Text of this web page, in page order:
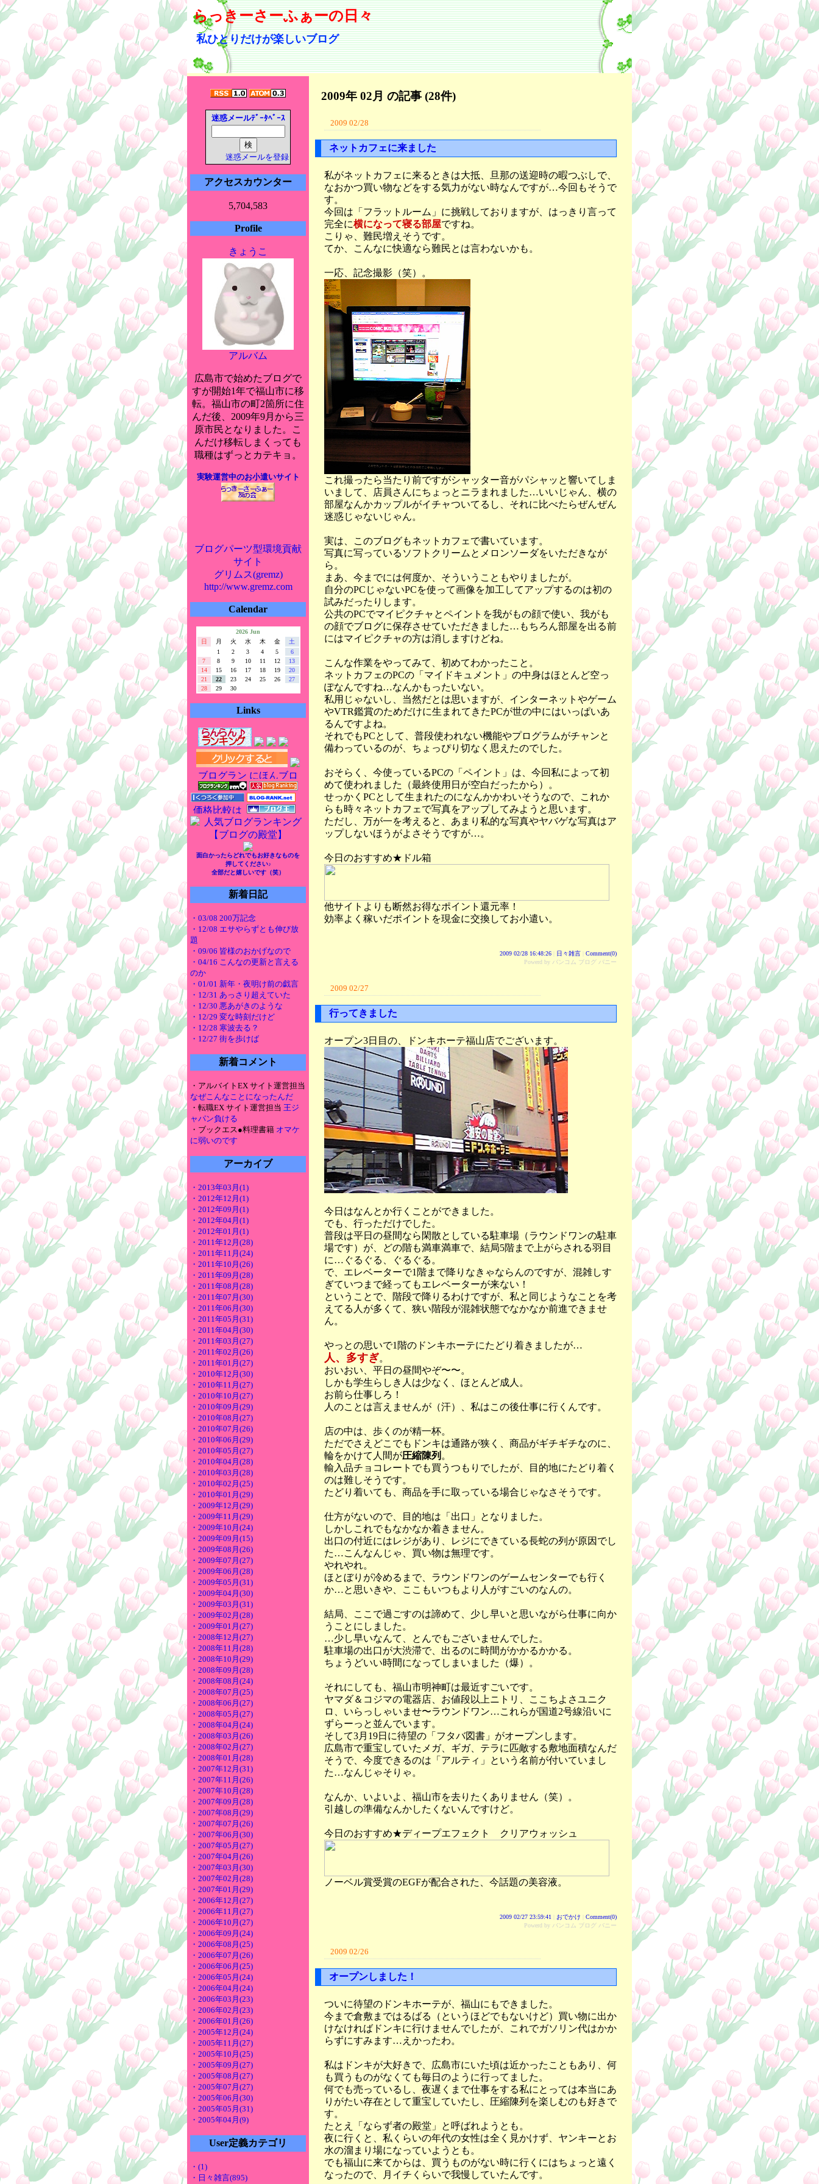
らっきーさーふぁーの日々
私ひとりだけが楽しいブログ
迷惑メールﾃﾞｰﾀﾍﾞｰｽ
迷惑メールを登録
アクセスカウンター
5,704,583
Profile
きょうこ
アルバム
広島市で始めたブログで
すが開始1年で福山市に移
転。福山市の町2箇所に住
んだ後、2009年9月から三
原市民となりました。こ
んだけ移転しまくっても
職種はずっとカテキョ。
実験運営中のお小遣いサイト
ブログパーツ型環境貢献
サイト
グリムス(gremz)
http://www.gremz.com
Calendar
2026 Jun
日
月 火 水 木 金
土
1
2 3 4 5
6
7
8 9 10 11 12
13
14
15 16 17 18 19
20
21
22 23 24 25 26
27
28
29 30
Links
面白かったらどれでもお好きなものを
押してください♪
全部だと嬉しいです（笑）
新着日記
・03/08 200万記念
・12/08 エサやらずとも伸び放
題
・09/06 皆様のおかげなので
・04/16 こんなの更新と言える
のか
・01/01 新年・夜明け前の戯言
・12/31 あっさり超えていた
・12/30 悪あがきのような
・12/29 変な時刻だけど
・12/28 寒波去る？
・12/27 街を歩けば
新着コメント
・アルバイトEX サイト運営担当
なぜこんなことになったんだ
・転職EX サイト運営担当 王ジ
ャパン負ける
・ブックエス●料理書籍 オマケ
に弱いのです
アーカイブ
・2013年03月(1)
・2012年12月(1)
・2012年09月(1)
・2012年04月(1)
・2012年01月(1)
・2011年12月(28)
・2011年11月(24)
・2011年10月(26)
・2011年09月(28)
・2011年08月(28)
・2011年07月(30)
・2011年06月(30)
・2011年05月(31)
・2011年04月(30)
・2011年03月(27)
・2011年02月(26)
・2011年01月(27)
・2010年12月(30)
・2010年11月(27)
・2010年10月(27)
・2010年09月(29)
・2010年08月(27)
・2010年07月(26)
・2010年06月(29)
・2010年05月(27)
・2010年04月(28)
・2010年03月(28)
・2010年02月(25)
・2010年01月(29)
・2009年12月(29)
・2009年11月(29)
・2009年10月(24)
・2009年09月(15)
・2009年08月(26)
・2009年07月(27)
・2009年06月(28)
・2009年05月(31)
・2009年04月(30)
・2009年03月(31)
・2009年02月(28)
・2009年01月(27)
・2008年12月(27)
・2008年11月(28)
・2008年10月(29)
・2008年09月(28)
・2008年08月(24)
・2008年07月(25)
・2008年06月(27)
・2008年05月(27)
・2008年04月(24)
・2008年03月(26)
・2008年02月(27)
・2008年01月(28)
・2007年12月(31)
・2007年11月(26)
・2007年10月(28)
・2007年09月(28)
・2007年08月(29)
・2007年07月(26)
・2007年06月(30)
・2007年05月(27)
・2007年04月(26)
・2007年03月(30)
・2007年02月(28)
・2007年01月(29)
・2006年12月(27)
・2006年11月(27)
・2006年10月(27)
・2006年09月(24)
・2006年08月(25)
・2006年07月(26)
・2006年06月(25)
・2006年05月(24)
・2006年04月(24)
・2006年03月(23)
・2006年02月(23)
・2006年01月(26)
・2005年12月(24)
・2005年11月(27)
・2005年10月(25)
・2005年09月(27)
・2005年08月(27)
・2005年07月(27)
・2005年06月(30)
・2005年05月(31)
・2005年04月(9)
User定義カテゴリ
・(1)
・日々雑言(895)
2009年 02月 の記事 (28件)
2009 02/28
ネットカフェに来ました
私がネットカフェに来るときは大抵、旦那の送迎時の暇つぶしで、
なおかつ買い物などをする気力がない時なんですが…今回もそうで
す。
今回は「フラットルーム」に挑戦しておりますが、はっきり言って
完全に横になって寝る部屋ですね。
こりゃ、難民増えそうです。
てか、こんなに快適なら難民とは言わないかも。
一応、記念撮影（笑）。
これ撮ったら当たり前ですがシャッター音がパシャッと響いてしま
いまして、店員さんにちょっとニラまれました…いいじゃん、横の
部屋なんかカップルがイチャついてるし、それに比べたらぜんぜん
迷惑じゃないじゃん。
実は、このブログもネットカフェで書いています。
写真に写っているソフトクリームとメロンソーダをいただきなが
ら。
まあ、今までには何度か、そういうこともやりましたが。
自分のPCじゃないPCを使って画像を加工してアップするのは初の
試みだったりします。
公共のPCでマイピクチャとペイントを我がもの顔で使い、我がも
の顔でブログに保存させていただきました…もちろん部屋を出る前
にはマイピクチャの方は消しますけどね。
こんな作業をやってみて、初めてわかったこと。
ネットカフェのPCの「マイドキュメント」の中身はほとんど空っ
ぽなんですね…なんかもったいない。
私用じゃないし、当然だとは思いますが、インターネットやゲーム
やVTR鑑賞のためだけに生まれてきたPCが世の中にはいっぱいあ
るんですよね。
それでもPCとして、普段使われない機能やプログラムがチャンと
備わっているのが、ちょっぴり切なく思えたのでした。
おそらく、今使っているPCの「ペイント」は、今回私によって初
めて使われました（最終使用日が空白だったから）。
せっかくPCとして生まれたのになんかかわいそうなので、これか
らも時々ネットカフェで写真をアップしてみようと思います。
ただし、万が一を考えると、あまり私的な写真やヤバゲな写真はア
ップしないほうがよさそうですが…。
今日のおすすめ★ドル箱
他サイトよりも断然お得なポイント還元率！
効率よく稼いだポイントを現金に交換してお小遣い。
2009 02/28 16:48:26 日々雑言
Comment(0)
Powerd by バンコム ブログ バニー
2009 02/27
行ってきました
オープン3日目の、ドンキホーテ福山店でございます。
今日はなんとか行くことができました。
でも、行っただけでした。
普段は平日の昼間なら閑散としている駐車場（ラウンドワンの駐車
場です）が、どの階も満車満車で、結局5階まで上がらされる羽目
に…ぐるぐる、ぐるぐる。
で、エレベーターで1階まで降りなきゃならんのですが、混雑しす
ぎていつまで経ってもエレベーターが来ない！
ということで、階段で降りるわけですが、私と同じようなことを考
えてる人が多くて、狭い階段が混雑状態でなかなか前進できませ
ん。
やっとの思いで1階のドンキホーテにたどり着きましたが…
人、多すぎ。
おいおい、平日の昼間やぞ〜〜。
しかも学生らしき人は少なく、ほとんど成人。
お前ら仕事しろ！
人のことは言えませんが（汗）、私はこの後仕事に行くんです。
店の中は、歩くのが精一杯。
ただでさえどこでもドンキは通路が狭く、商品がギチギチなのに、
輪をかけて人間が圧縮陳列 。
輸入品チョコレートでも買うつもりでしたが、目的地にたどり着く
のは難しそうです。
たどり着いても、商品を手に取っている場合じゃなさそうです。
仕方がないので、目的地は「出口」となりました。
しかしこれでもなかなか着きません。
出口の付近にはレジがあり、レジにできている長蛇の列が原因でし
た…こんなんじゃ、買い物は無理です。
やれやれ。
ほとぼりが冷めるまで、ラウンドワンのゲームセンターでも行く
か…と思いきや、ここもいつもより人がすごいのなんの。
結局、ここで過ごすのは諦めて、少し早いと思いながら仕事に向か
うことにしました。
…少し早いなんて、とんでもございませんでした。
駐車場の出口が大渋滞で、出るのに時間がかかるかかる。
ちょうどいい時間になってしまいました（爆）。
それにしても、福山市明神町は最近すごいです。
ヤマダ＆コジマの電器店、お値段以上ニトリ、ここちよさユニク
ロ、いらっしゃいませ〜ラウンドワン…これらが国道2号線沿いに
ずらーっと並んでいます。
そして3月19日に待望の「フタバ図書」がオープンします。
広島市で重宝していたメガ、ギガ、テラに匹敵する敷地面積なんだ
そうで、今度できるのは「アルティ」という名前が付いていまし
た…なんじゃそりゃ。
なんか、いよいよ、福山市を去りたくありません（笑）。
引越しの準備なんかしたくないんですけど。
今日のおすすめ★ディープエフェクト クリアウォッシュ
ノーベル賞受賞のEGFが配合された、今話題の美容液。
2009 02/27 23:59:41 おでかけ
Comment(0)
Powerd by バンコム ブログ バニー
2009 02/26
オープンしました！
ついに待望のドンキホーテが、福山にもできました。
今まで倉敷まではるばる（というほどでもないけど）買い物に出か
けなければドンキに行けませんでしたが、これでガソリン代はかか
らずにすみます…えかったわ。
私はドンキが大好きで、広島市にいた頃は近かったこともあり、何
も買うものがなくても毎日のように行ってました。
何でも売っているし、夜遅くまで仕事をする私にとっては本当にあ
りがたい存在として重宝していたし、圧縮陳列を楽しむのも好きで
す。
たとえ「ならず者の殿堂」と呼ばれようとも。
夜に行くと、私くらいの年代の女性は全く見かけず、ヤンキーとお
水の溜まり場になっていようとも。
でも福山に来てからは、買うものがない時に行くにはちょっと遠く
なったので、月イチくらいで我慢していたんです。